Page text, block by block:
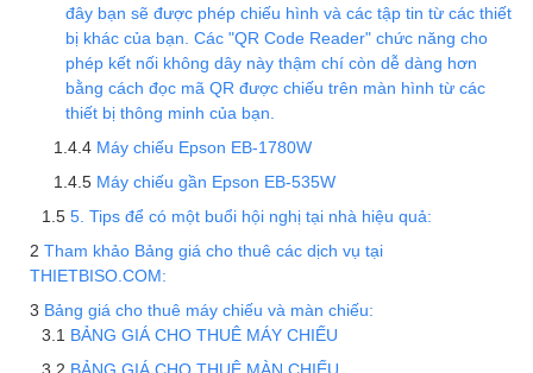
đây bạn sẽ được phép chiếu hình và các tập tin từ các thiết
bị khác của bạn. Các "QR Code Reader" chức năng cho
phép kết nối không dây này thậm chí còn dễ dàng hơn
bằng cách đọc mã QR được chiếu trên màn hình từ các
thiết bị thông minh của bạn.
Máy chiếu Epson EB-1780W
Máy chiếu gần Epson EB-535W
5. Tips để có một buổi hội nghị tại nhà hiệu quả:
Tham khảo Bảng giá cho thuê các dịch vụ tại
THIETBISO.COM:
Bảng giá cho thuê máy chiếu và màn chiếu:
BẢNG GIÁ CHO THUÊ MÁY CHIẾU
BẢNG GIÁ CHO THUÊ MÀN CHIẾU